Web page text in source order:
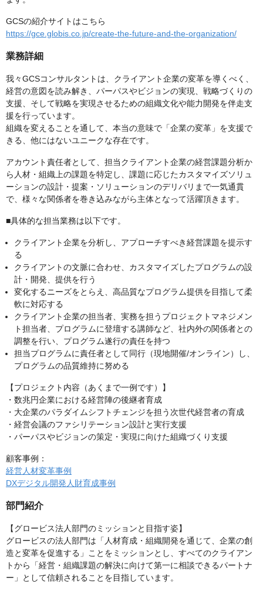
GCSの紹介サイトはこちら
https://gce.globis.co.jp/create-the-future-and-the-organization/
業務詳細
我々GCSコンサルタントは、クライアント企業の変革を導くべく、
経営の意図を読み解き、パーパスやビジョンの実現、戦略づくりの
支援、そして戦略を実現させるための組織文化や能力開発を伴走支
援を行っています。
組織を変えることを通して、本当の意味で「企業の変革」を支援で
きる、他にはないユニークな存在です。
アカウント責任者として、担当クライアント企業の経営課題分析か
ら人材・組織上の課題を特定し、課題に応じたカスタマイズソリュ
ーションの設計・提案・ソリューションのデリバリまで一気通貫
で、様々な関係者を巻き込みながら主体となって活躍頂きます。
■具体的な担当業務は以下です。
クライアント企業を分析し、アプローチすべき経営課題を提示す
る
クライアントの文脈に合わせ、カスタマイズしたプログラムの設
計・開発、提供を行う
変化するニーズをとらえ、高品質なプログラム提供を目指して柔
軟に対応する
クライアント企業の担当者、実務を担うプロジェクトマネジメン
ト担当者、プログラムに登壇する講師など、社内外の関係者との
調整を行い、プログラム遂行の責任を持つ
担当プログラムに責任者として同行（現地開催/オンライン）し、
プログラムの品質維持に努める
【プロジェクト内容（あくまで一例です）】
・数兆円企業における経営陣の後継者育成
・大企業のパラダイムシフトチェンジを担う次世代経営者の育成
・経営会議のファシリテーション設計と実行支援
・パーパスやビジョンの策定・実現に向けた組織づくり支援
顧客事例：
経営人材変革事例
DXデジタル開発人財育成事例
部門紹介
【グロービス法人部門のミッションと目指す姿】
グロービスの法人部門は「人材育成・組織開発を通じて、企業の創
造と変革を促進する」ことをミッションとし、すべてのクライアン
トから「経営・組織課題の解決に向けて第一に相談できるパートナ
ー」として信頼されることを目指しています。